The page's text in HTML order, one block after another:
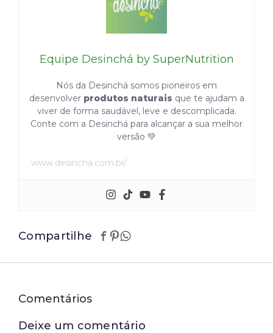
Equipe Desinchá by SuperNutrition
Nós da Desinchá somos pioneiros em
desenvolver produtos naturais que te ajudam a
viver de forma saudável, leve e descomplicada.
Conte com a Desinchá para alcançar a sua melhor
versão 💚
www.desincha.com.br/
Compartilhe
Comentários
Deixe um comentário